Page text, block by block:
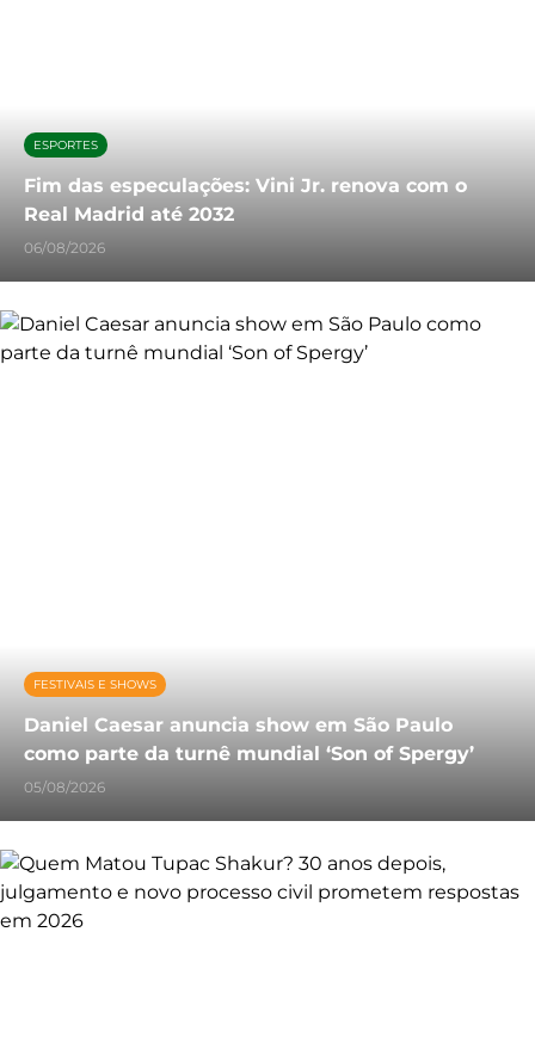
ESPORTES
Fim das especulações: Vini Jr. renova com o
Real Madrid até 2032
06/08/2026
FESTIVAIS E SHOWS
Daniel Caesar anuncia show em São Paulo
como parte da turnê mundial ‘Son of Spergy’
05/08/2026